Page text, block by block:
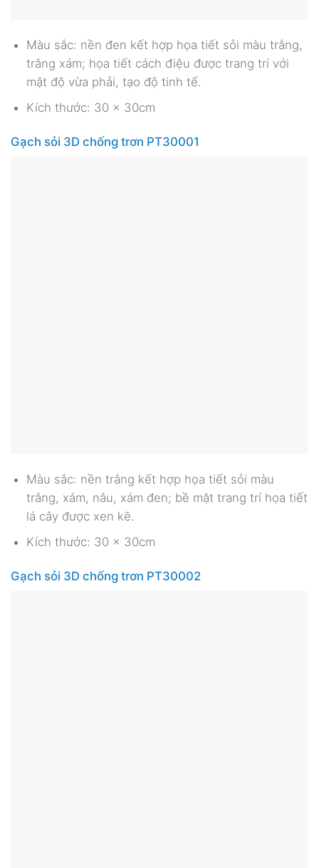
Màu sắc: nền đen kết hợp họa tiết sỏi màu trắng,
trắng xám; họa tiết cách điệu được trang trí với
mật độ vừa phải, tạo độ tinh tế.
Kích thước: 30 x 30cm
Gạch sỏi 3D chống trơn PT30001
Màu sắc: nền trắng kết hợp họa tiết sỏi màu
trắng, xám, nâu, xám đen; bề mặt trang trí họa tiết
lá cây được xen kẽ.
Kích thước: 30 x 30cm
Gạch sỏi 3D chống trơn PT30002